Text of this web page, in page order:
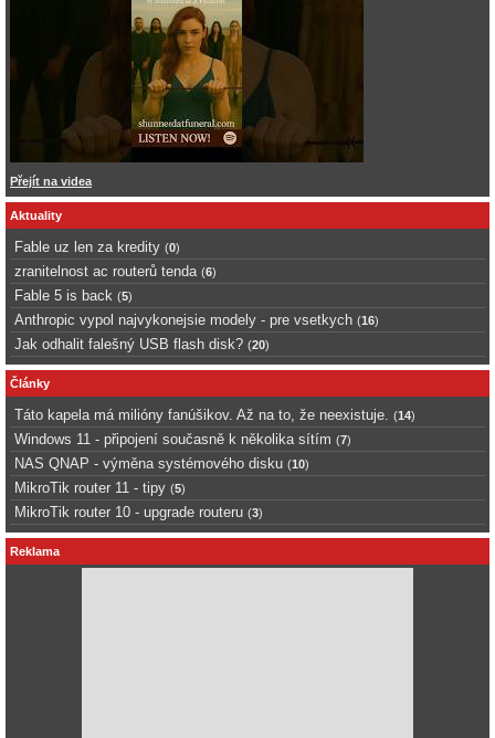
Přejít na videa
Aktuality
Fable uz len za kredity (0)
zranitelnost ac routerů tenda (6)
Fable 5 is back (5)
Anthropic vypol najvykonejsie modely - pre vsetkych (16)
Jak odhalit falešný USB flash disk? (20)
Články
Táto kapela má milióny fanúšikov. Až na to, že neexistuje. (14)
Windows 11 - připojení současně k několika sítím (7)
NAS QNAP - výměna systémového disku (10)
MikroTik router 11 - tipy (5)
MikroTik router 10 - upgrade routeru (3)
Reklama